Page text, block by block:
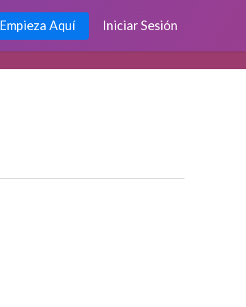
Empieza Aquí Iniciar Sesión